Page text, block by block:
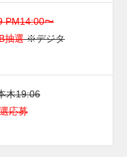
PM14:00〜
抽選※デジタ
木19:06
応募